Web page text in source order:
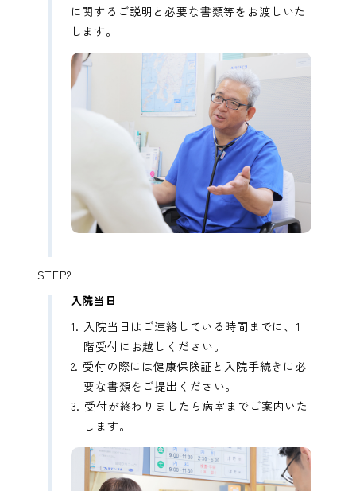
に関するご説明と必要な書類等をお渡しいた
します。
STEP2
入院当日
入院当日はご連絡している時間までに、1
階受付にお越しください。
受付の際には健康保険証と入院手続きに必
要な書類をご提出ください。
受付が終わりましたら病室までご案内いた
します。